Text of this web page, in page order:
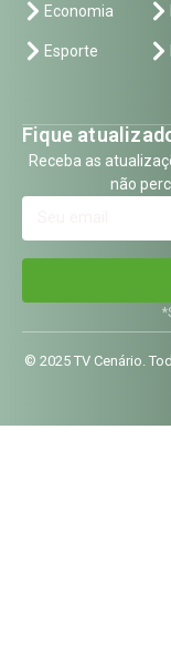
Economia
Esporte
Fique
Receba as
não
© 2025 TV Cenário.